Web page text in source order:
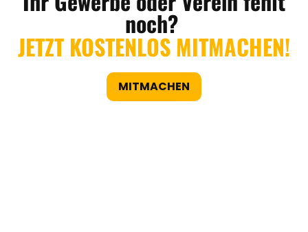
noch?
JETZT KOSTENLOS MITMACHEN!
MITMACHEN